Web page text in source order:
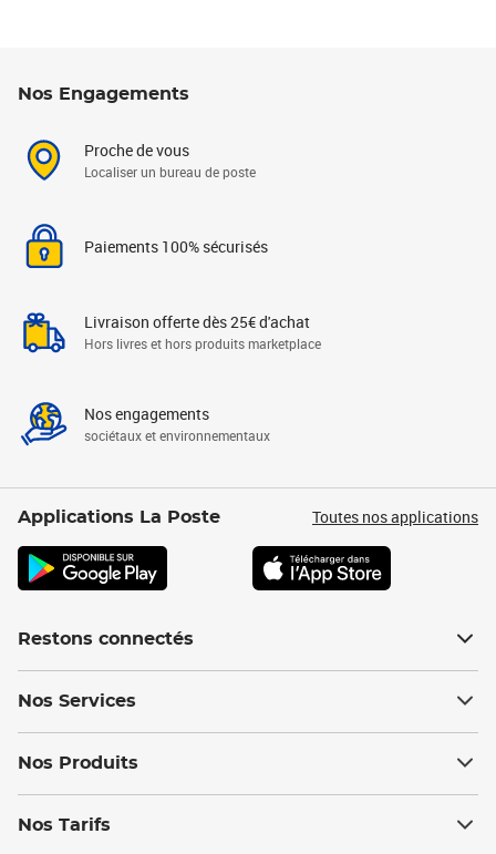
Nos Engagements
Proche de vous
Localiser un bureau de poste
Paiements 100% sécurisés
Livraison offerte dès 25€ d'achat
Hors livres et hors produits marketplace
Nos engagements
sociétaux et environnementaux
Applications La Poste Toutes nos applications
Restons connectés
Nos Services
Nos Produits
Nos Tarifs